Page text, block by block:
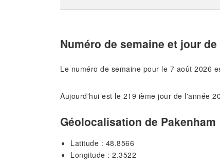
Numéro de semaine et jour
Le numéro de semaine pour le 7 août 2026
Aujourd'hui est le 219 ième jour de l'année
Géolocalisation de Pakenham
Latitude : 48.8566
Longitude : 2.3522